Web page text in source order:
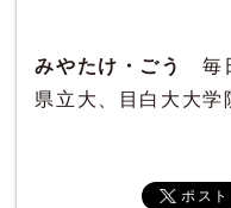
みやたけ・ごう
毎
県立大、目白大大学
ポスト